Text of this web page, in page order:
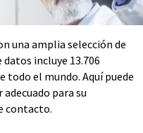
una amplia selección de
incluye 13.706
todo el mundo. Aquí puede
para su
contacto.